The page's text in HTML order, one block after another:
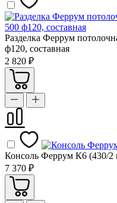
Разделка Феррум
ф120, составная
2 820 ₽
Консоль Феррум К6 (430/
7 370 ₽